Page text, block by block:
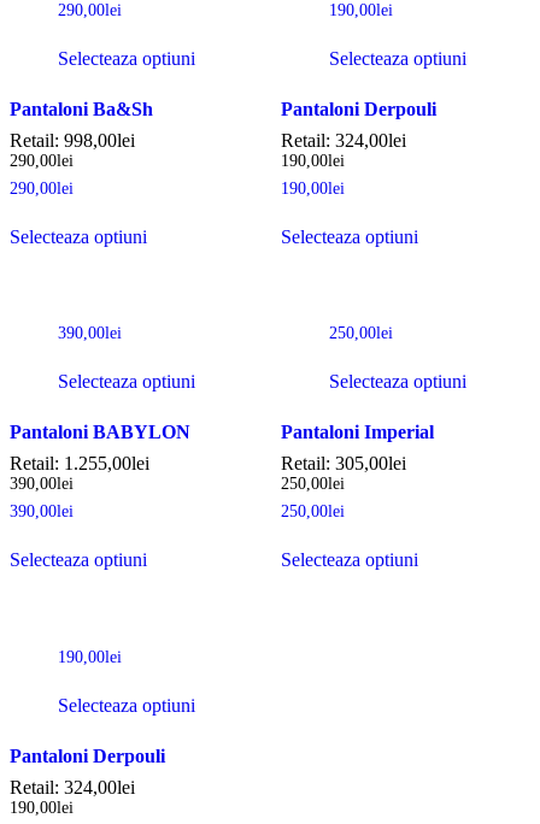
290,00lei
Selecteaza optiuni
Pantaloni Ba&Sh
Retail: 998,00lei
290,00lei
290,00lei
Selecteaza optiuni
190,00lei
Selecteaza optiuni
Pantaloni Derpouli
Retail: 324,00lei
190,00lei
190,00lei
Selecteaza optiuni
390,00lei
Selecteaza optiuni
Pantaloni BABYLON
Retail: 1.255,00lei
390,00lei
390,00lei
Selecteaza optiuni
250,00lei
Selecteaza optiuni
Pantaloni Imperial
Retail: 305,00lei
250,00lei
250,00lei
Selecteaza optiuni
190,00lei
Selecteaza optiuni
Pantaloni Derpouli
Retail: 324,00lei
190,00lei